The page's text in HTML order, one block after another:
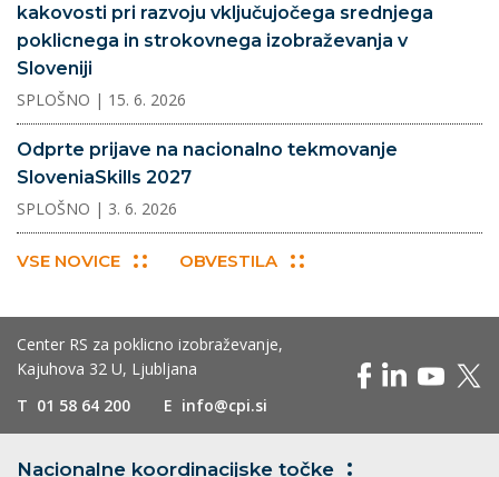
kakovosti pri razvoju vključujočega srednjega
poklicnega in strokovnega izobraževanja v
Sloveniji
SPLOŠNO | 15. 6. 2026
Odprte prijave na nacionalno tekmovanje
SloveniaSkills 2027
SPLOŠNO | 3. 6. 2026
VSE NOVICE OBVESTILA
Center RS za poklicno izobraževanje,
Kajuhova 32 U, Ljubljana
T 01 58 64 200 E info@cpi.si
Nacionalne koordinacijske točke